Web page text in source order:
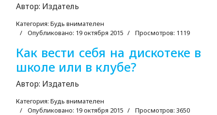
Автор: Издатель
Категория: Будь внимателен
Опубликовано: 19 октября 2015
Просмотров: 1119
Как вести себя на дискотеке в
школе или в клубе?
Автор: Издатель
Категория: Будь внимателен
Опубликовано: 19 октября 2015
Просмотров: 3650